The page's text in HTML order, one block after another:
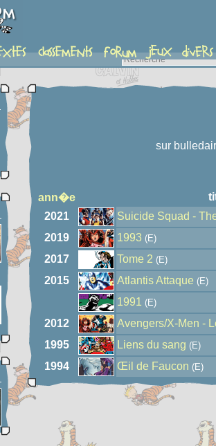
sur
ann�e
2021
Suicide Squad -
2019
1993 (E)
2017 Tome 2 (E)
2015 Atlantis Attaque (E)
1991 (E)
2012
Avengers/X-Men -
1995
Liens du sang (E)
1994 Œil de Faucon (E)